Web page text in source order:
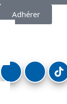
Adhérer